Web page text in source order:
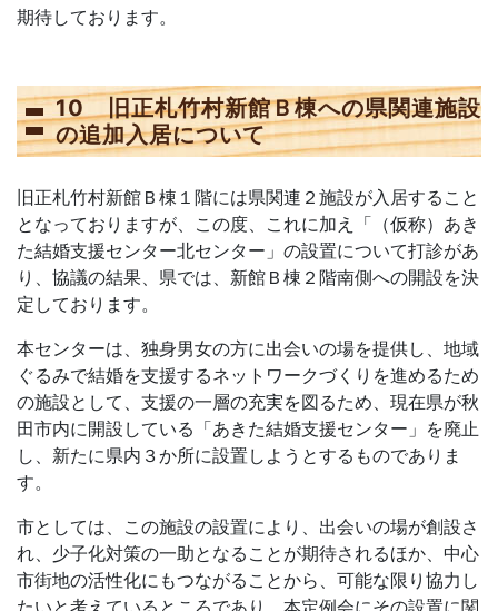
期待しております。
10 旧正札竹村新館Ｂ棟への県関連施設
の追加入居について
旧正札竹村新館Ｂ棟１階には県関連２施設が入居すること
となっておりますが、この度、これに加え「（仮称）あき
た結婚支援センター北センター」の設置について打診があ
り、協議の結果、県では、新館Ｂ棟２階南側への開設を決
定しております。
本センターは、独身男女の方に出会いの場を提供し、地域
ぐるみで結婚を支援するネットワークづくりを進めるため
の施設として、支援の一層の充実を図るため、現在県が秋
田市内に開設している「あきた結婚支援センター」を廃止
し、新たに県内３か所に設置しようとするものでありま
す。
市としては、この施設の設置により、出会いの場が創設さ
れ、少子化対策の一助となることが期待されるほか、中心
市街地の活性化にもつながることから、可能な限り協力し
たいと考えているところであり、本定例会にその設置に関